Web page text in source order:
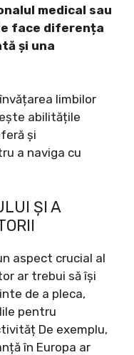
medical sau
face diferența
și una
limbilor
abilitățile
și
a naviga cu
ȘI A
aspect crucial al
ar trebui să își
de a pleca,
pentru
De exemplu,
în Europa ar